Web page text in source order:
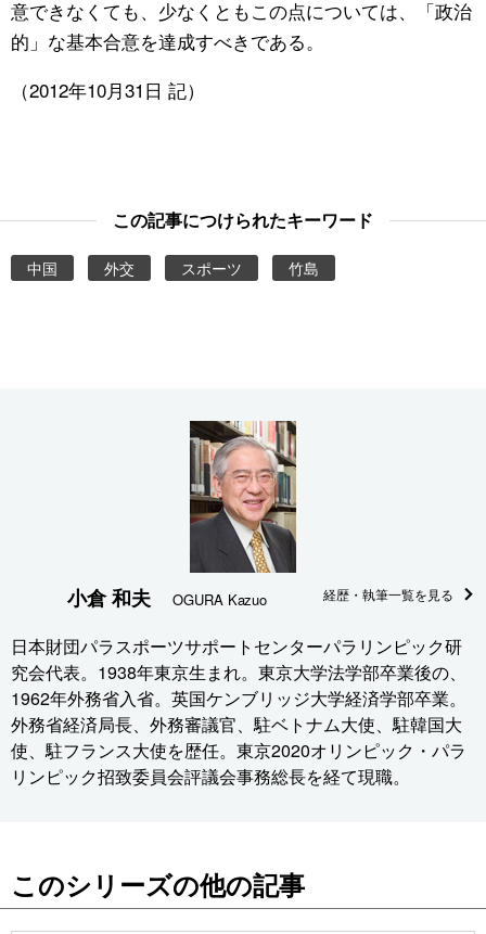
意できなくても、少なくともこの点については、「政治
的」な基本合意を達成すべきである。
（2012年10月31日 記）
この記事につけられたキーワード
中国 外交 スポーツ 竹島
小倉 和夫 OGURA Kazuo 経歴・執筆一覧を見る
日本財団パラスポーツサポートセンターパラリンピック研
究会代表。1938年東京生まれ。東京大学法学部卒業後の、
1962年外務省入省。英国ケンブリッジ大学経済学部卒業。
外務省経済局長、外務審議官、駐ベトナム大使、駐韓国大
使、駐フランス大使を歴任。東京2020オリンピック・パラ
リンピック招致委員会評議会事務総長を経て現職。
このシリーズの他の記事